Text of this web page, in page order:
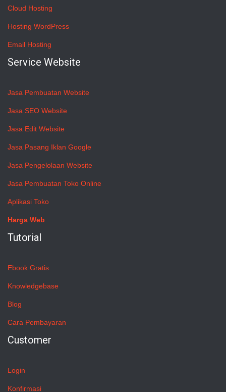
Cloud Hosting
Hosting WordPress
Email Hosting
Service Website
Jasa Pembuatan Website
Jasa SEO Website
Jasa Edit Website
Jasa Pasang Iklan Google
Jasa Pengelolaan Website
Jasa Pembuatan Toko Online
Aplikasi Toko
Harga Web
Tutorial
Ebook Gratis
Knowledgebase
Blog
Cara Pembayaran
Customer
Login
Konfirmasi